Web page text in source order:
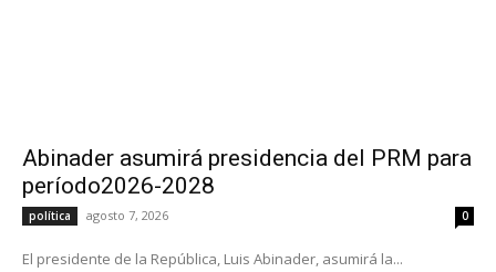
Abinader asumirá presidencia del PRM para
período2026-2028
política agosto 7, 2026 0
El presidente de la República, Luis Abinader, asumirá la...